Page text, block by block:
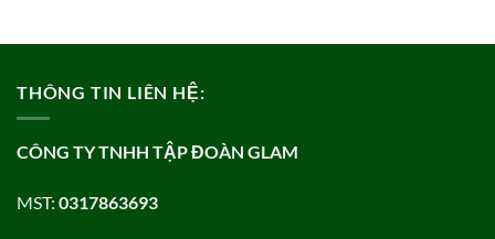
THÔNG TIN LIÊN HỆ:
CÔNG TY TNHH TẬP ĐOÀN GLAM
MST: 0317863693